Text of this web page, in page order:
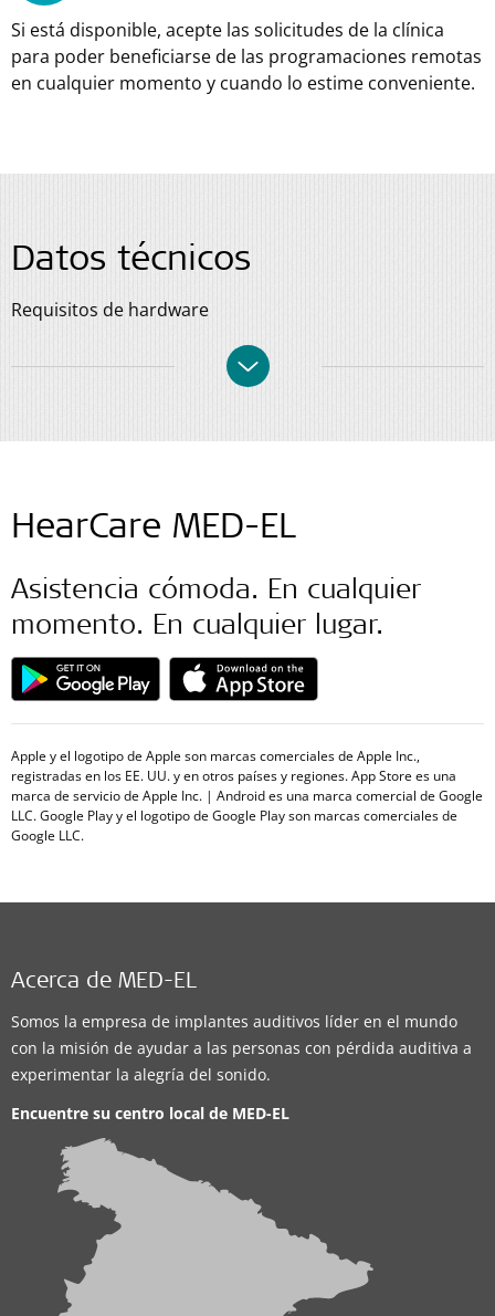
Si está disponible, acepte las solicitudes de la clínica
para poder beneficiarse de las programaciones remotas
en cualquier momento y cuando lo estime conveniente.
Datos técnicos
Requisitos de hardware
HearCare MED-EL
Asistencia cómoda. En cualquier
momento. En cualquier lugar.
Apple y el logotipo de Apple son marcas comerciales de Apple Inc.,
registradas en los EE. UU. y en otros países y regiones. App Store es una
marca de servicio de Apple Inc. | Android es una marca comercial de Google
LLC. Google Play y el logotipo de Google Play son marcas comerciales de
Google LLC.
Acerca de MED-EL
Somos la empresa de implantes auditivos líder en el mundo
con la misión de ayudar a las personas con pérdida auditiva a
experimentar la alegría del sonido.
Encuentre su centro local de MED-EL